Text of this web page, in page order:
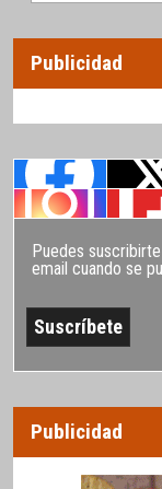
Publicidad
Puedes
email cuando se
Publicidad